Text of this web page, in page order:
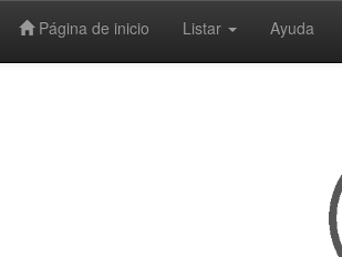
Página de inicio Listar Ayuda